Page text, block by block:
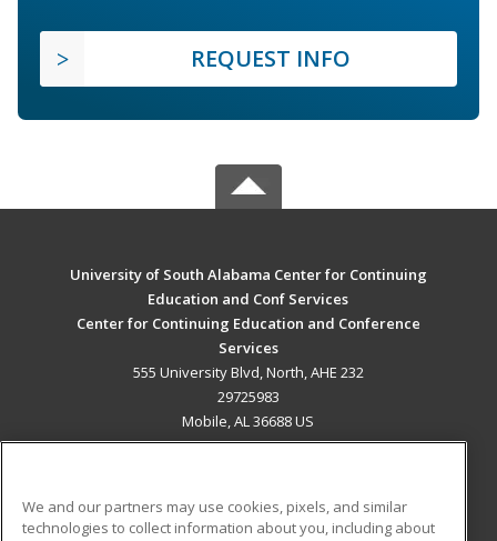
REQUEST INFO
University of South Alabama Center for Continuing
Education and Conf Services
Center for Continuing Education and Conference
Services
555 University Blvd, North, AHE 232
29725983
Mobile, AL 36688 US
We and our partners may use cookies, pixels, and similar
technologies to collect information about you, including about